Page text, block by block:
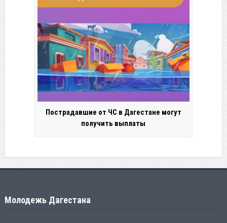
Пострадавшие от ЧС в Дагестане могут
получить выплаты
Молодежь Дагестана